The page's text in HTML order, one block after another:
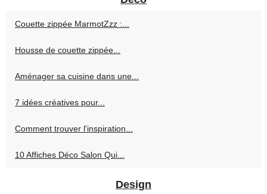
Couette zippée MarmotZzz :...
Housse de couette zippée...
Aménager sa cuisine dans une...
7 idées créatives pour...
Comment trouver l'inspiration...
10 Affiches Déco Salon Qui...
Design